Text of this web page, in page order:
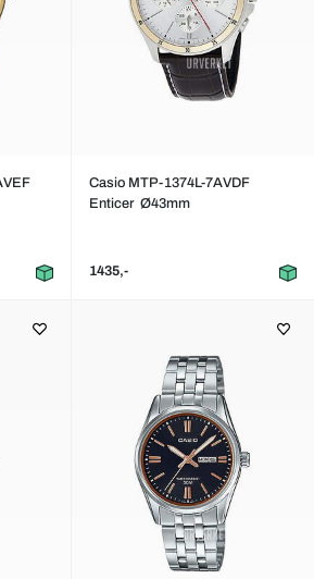
Casio MTP-1374L-7AVDF
Enticer Ø43mm
1435,-